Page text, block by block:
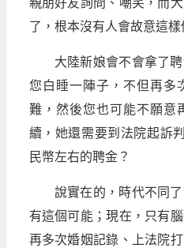
親朋好友詢問、嘲笑，而
了，根本沒有人會故意這樣
大陸新娘會不會拿了
您白睡一陣子，不但再多
難，然後您也可能不願意
續，她還需要到法院起訴
民幣左右的聘金？
說實在的，時代不同
有這個可能；現在，只有
再多次婚姻記錄、上法院